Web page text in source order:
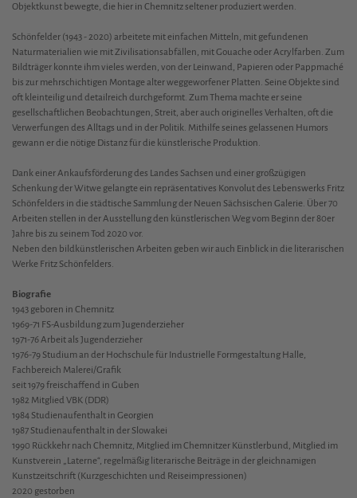
Objektkunst bewegte, die hier in Chemnitz seltener produziert werden.
Schönfelder (1943 - 2020) arbeitete mit einfachen Mitteln, mit gefundenen
Naturmaterialien wie mit Zivilisationsabfällen, mit Gouache oder Acrylfarben. Zum
Bildträger konnte ihm vieles werden, von der Leinwand, Papieren oder Pappmaché
bis zur mehrschichtigen Montage alter weggeworfener Platten. Seine Objekte sind
oft kleinteilig und detailreich durchgeformt. Zum Thema machte er seine
gesellschaftlichen Beobachtungen, Streit, aber auch originelles Verhalten, oft die
Verwerfungen des Alltags und in der Politik. Mithilfe seines gelassenen Humors
gewann er die nötige Distanz für die künstlerische Produktion.
Dank einer Ankaufsförderung des Landes Sachsen und einer großzügigen
Schenkung der Witwe gelangte ein repräsentatives Konvolut des Lebenswerks Fritz
Schönfelders in die städtische Sammlung der Neuen Sächsischen Galerie. Über 70
Arbeiten stellen in der Ausstellung den künstlerischen Weg vom Beginn der 80er
Jahre bis zu seinem Tod 2020 vor.
Neben den bildkünstlerischen Arbeiten geben wir auch Einblick in die literarischen
Werke Fritz Schönfelders.
Biografie
1943 geboren in Chemnitz
1969-71 FS-Ausbildung zum Jugenderzieher
1971-76 Arbeit als Jugenderzieher
1976-79 Studium an der Hochschule für Industrielle Formgestaltung Halle,
Fachbereich Malerei/Grafik
seit 1979 freischaffend in Guben
1982 Mitglied VBK (DDR)
1984 Studienaufenthalt in Georgien
1987 Studienaufenthalt in der Slowakei
1990 Rückkehr nach Chemnitz, Mitglied im Chemnitzer Künstlerbund, Mitglied im
Kunstverein „Laterne“, regelmäßig literarische Beiträge in der gleichnamigen
Kunstzeitschrift (Kurzgeschichten und Reiseimpressionen)
2020 gestorben